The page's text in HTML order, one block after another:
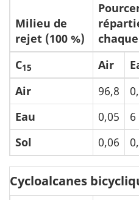
Milieu de
rejet (100 %)
C15 Air
Air
96,8
Eau
0,05 6
Sol
0,06
Cycloalcanes